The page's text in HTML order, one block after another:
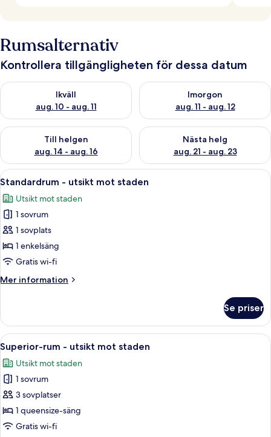
Rumsalternativ
Kontrollera tillgängligheten för dessa datum
Ikväll
aug. 10 - aug. 11
Kontrollera tillgängligheten för ikväll aug. 10 - aug. 11
Imorgon
aug. 11 - aug. 12
Kontrollera tillgängligheten
Till helgen
aug. 14 - aug. 16
Kontrollera tillgängligheten för den här helgen aug. 14 - aug.
Nästa helg
aug. 21 - aug. 23
Kontrollera tillgängligheten
Öppna
alla
foton
för
Standardrum
-
utsikt
staden
Ett hotellrum med en stor säng, två
6
Standardrum - utsikt mot staden
Utsikt mot staden
1 sovrum
1 sovplats
1 enkelsäng
Gratis wi-fi
Mer information
Mer
-
utsikt
mot
staden
Se priser
Öppna
alla
foton
för
Superior-
rum
-
Ett hotellrum med en stor säng, två
6
Superior-rum - utsikt mot staden
Utsikt mot staden
1 sovrum
3 sovplatser
1 queensize-säng
Gratis wi-fi